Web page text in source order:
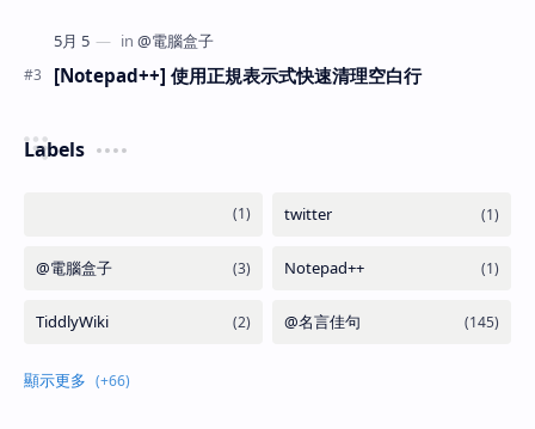
[Notepad++] 使用正規表示式快速清理空白行
Labels